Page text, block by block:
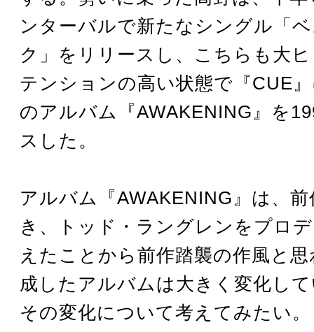
ンターバルで新たなシングル「
ク」をリリースし、こちらも大
テンションの高い状態で『CUE
のアルバム『AWAKENING』を
スした。
アルバム『AWAKENING』は、
き、トッド・ラングレンをプロ
えたことから前作踏襲の作風と
成したアルバムは大きく変化し
その変化について考えてみたい。